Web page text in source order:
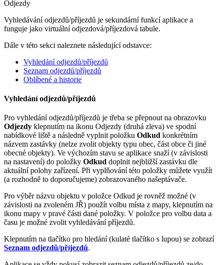
Odjezdy
Vyhledávání odjezdů/příjezdů je sekundární funkcí aplikace a
funguje jako virtuální odjezdová/příjezdová tabule.
Dále v této sekci naleznete následující odstavce:
Vyhledání odjezdů/příjezdů
Seznam odjezdů/příjezdů
Oblíbené a historie
Vyhledání odjezdů/příjezdů
Pro vyhledání odjezdů/příjezdů je třeba se přepnout na obrazovku
Odjezdy klepnutím na ikonu Odjezdy (druhá zleva) ve spodní
nabídkové liště a následně vyplnit položku Odkud konkrétním
názvem zastávky (nelze zvolit objekty typu obec, část obce či jiné
obecné objekty). Ve výchozím stavu se aplikace snaží (v závislosti
na nastavení) do položky Odkud doplnit nejbližší zastávku dle
aktuální polohy zařízení. Při vyplňování této položky můžete využít
(a rozhodně to doporučujeme) zobrazovaného našeptávače.
Pro výběr názvu objektu v položce Odkud je rovněž možné (v
závislosti na zvoleném JŘ) použít volbu místa z mapy, klepnutím na
ikonu mapy v pravé části dané položky. V položce pro volbu data a
času je možné zvolit vyhledávání příjezdů.
Klepnutím na tlačítko pro hledání (kulaté tlačítko s lupou) se zobrazí
Seznam odjezdů/příjezdů.